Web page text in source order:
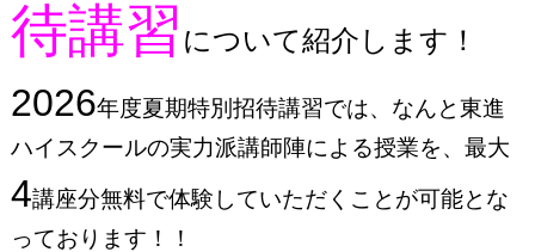
待講習 について紹介します！
2026年度夏期特別招待講習では、なんと東進
ハイスクールの実力派講師陣による授業を、最大
4講座分無料で体験していただくことが可能とな
っております！！